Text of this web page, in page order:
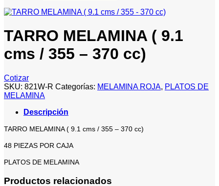
TARRO MELAMINA ( 9.1
cms / 355 – 370 cc)
Cotizar
SKU: 821W-R Categorías: MELAMINA ROJA, PLATOS DE
MELAMINA
Descripción
TARRO MELAMINA ( 9.1 cms / 355 – 370 cc)
48 PIEZAS POR CAJA
PLATOS DE MELAMINA
Productos relacionados